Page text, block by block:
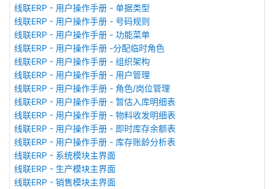
线联ERP - 用户操作手册 - 单据类型
线联ERP - 用户操作手册 - 号码规则
线联ERP - 用户操作手册 - 功能菜单
线联ERP - 用户操作手册 -分配临时角色
线联ERP - 用户操作手册 - 组织架构
线联ERP - 用户操作手册 - 用户管理
线联ERP - 用户操作手册 - 角色/岗位管理
线联ERP - 用户操作手册 - 暂估入库明细表
线联ERP - 用户操作手册 - 物料收发明细表
线联ERP - 用户操作手册 - 即时库存余额表
线联ERP - 用户操作手册 - 库存账龄分析表
线联ERP - 系统模块主界面
线联ERP - 生产模块主界面
线联ERP - 销售模块主界面